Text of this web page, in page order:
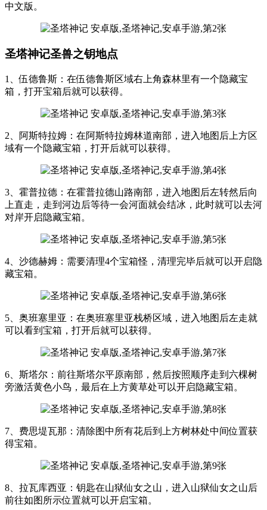
中文版。
圣塔神记圣兽之钥地点
1、伍德鲁斯：在伍德鲁斯区域右上角森林里有一个隐藏宝
箱，打开宝箱后就可以获得。
2、阿斯特拉姆：在阿斯特拉姆林道南部，进入地图后上方区
域有一个隐藏宝箱，打开后就可以获得。
3、霍普拉德：在霍普拉德山路南部，进入地图后左转然后向
上直走，走到河边后等待一会河面就会结冰，此时就可以去河
对岸开启隐藏宝箱。
4、沙德赫姆：需要清理4个宝箱怪，清理完毕后就可以开启隐
藏宝箱。
5、奥班塞里亚：在奥班塞里亚栈桥区域，进入地图后左走就
可以看到宝箱，打开后就可以获得。
6、斯塔尔：前往斯塔尔平原南部，然后按照顺序走到六棵树
旁激活黄色小鸟，最后在上方黄草处可以开启隐藏宝箱。
7、费思堤瓦那：清除图中所有花后到上方树林处中间位置获
得宝箱。
8、拉瓦库西亚：钥匙在山狱仙女之山，进入山狱仙女之山后
前往如图所示位置就可以开启宝箱。